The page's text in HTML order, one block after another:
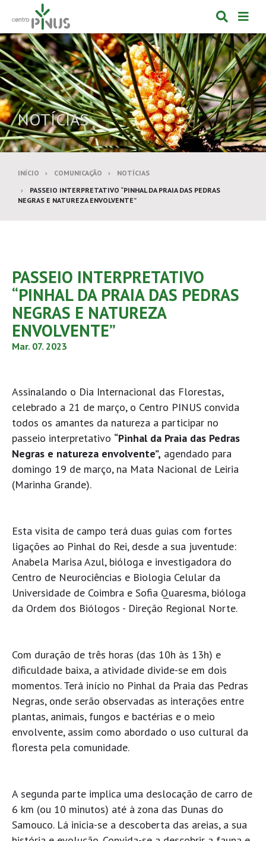
Alternar
de
de
NOTÍCIAS
INÍCIO COMUNICAÇÃO
NOTÍCIAS
PASSEIO INTERPRETATIVO “PINHAL DA PRAIA DAS PEDRAS
NEGRAS E NATUREZA ENVOLVENTE”
PASSEIO INTERPRETATIVO
“PINHAL DA PRAIA DAS PEDRAS
NEGRAS E NATUREZA
ENVOLVENTE”
Mar. 07. 2023
Assinalando o Dia Internacional das Florestas,
celebrado a 21 de março, o Centro PINUS convida
todos os amantes da natureza a participar no
passeio interpretativo “Pinhal da Praia das Pedras
Negras e natureza envolvente”, agendado para
domingo 19 de março, na Mata Nacional de Leiria
(Marinha Grande).
Esta visita de campo terá duas guias com fortes
ligações ao Pinhal do Rei, desde a sua juventude:
Anabela Marisa Azul, bióloga e investigadora do
Centro de Neurociências e Biologia Celular da
Universidade de Coimbra e Sofia Quaresma, bióloga
da Ordem dos Biólogos - Direção Regional Norte.
Com duração de três horas (das 10h às 13h) e
dificuldade baixa, a atividade divide-se em dois
momentos. Terá início no Pinhal da Praia das Pedras
Negras, onde serão observadas as interações entre
plantas, animais, fungos e bactérias e o meio
envolvente, assim como abordado o uso cultural da
floresta pela comunidade.
A segunda parte implica uma deslocação de carro de
6 km (ou 10 minutos) até à zona das Dunas do
Samouco. Lá inicia-se a descoberta das areias, a sua